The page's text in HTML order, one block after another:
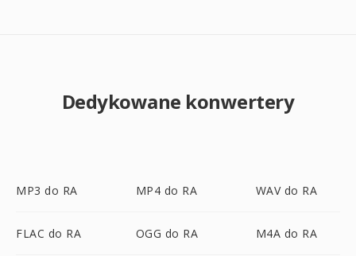
Dedykowane konwertery
MP3 do RA MP4 do RA WAV do RA
FLAC do RA OGG do RA M4A do RA